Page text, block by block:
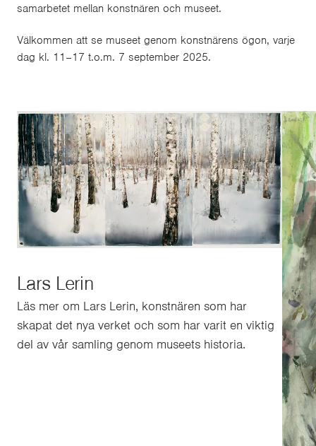
samarbetet mellan konstnären och museet.
Välkommen att se museet genom konstnärens ögon, varje
dag kl. 11–17 t.o.m. 7 september 2025.
Lars Lerin
Läs mer om Lars Lerin, konstnären som har
skapat det nya verket och som har varit en viktig
del av vår samling genom museets historia.